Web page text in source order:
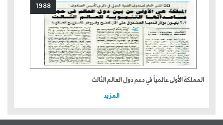
1988
المملكة الأولى عالمياً في دعم دول العالم الثالث
المزيد